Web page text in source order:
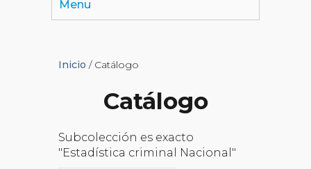
Menu
Inicio / Catálogo
Catálogo
Subcolección es exacto
"Estadística criminal Nacional"